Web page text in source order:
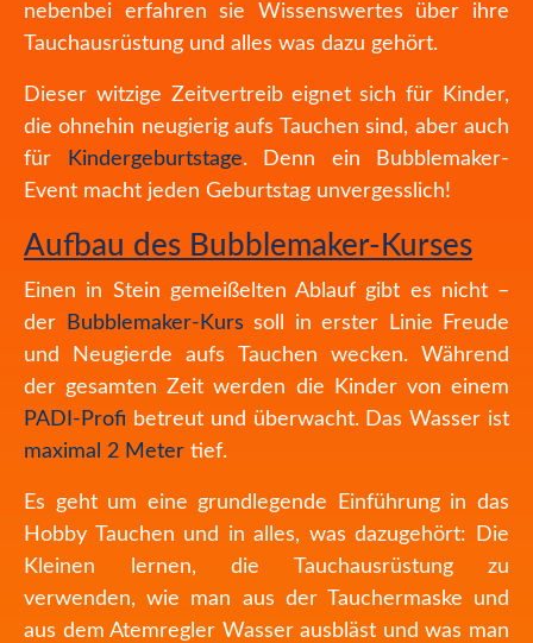
nebenbei erfahren sie Wissenswertes über ihre
Tauchausrüstung und alles was dazu gehört.
Dieser witzige Zeitvertreib eignet sich für Kinder,
die ohnehin neugierig aufs Tauchen sind, aber auch
für
Kindergeburtstage. Denn ein Bubblemaker-
Event macht jeden Geburtstag unvergesslich!
Aufbau des Bubblemaker-Kurses
Einen in Stein gemeißelten Ablauf gibt es nicht –
der
Bubblemaker-Kurs soll in erster Linie Freude
und Neugierde aufs Tauchen wecken. Während
der gesamten Zeit werden die Kinder von einem
PADI-Profi betreut und überwacht. Das Wasser ist
maximal 2 Meter tief.
Es geht um eine grundlegende Einführung in das
Hobby Tauchen und in alles, was dazugehört: Die
Kleinen lernen, die Tauchausrüstung zu
verwenden, wie man aus der Tauchermaske und
aus dem Atemregler Wasser ausbläst und was man